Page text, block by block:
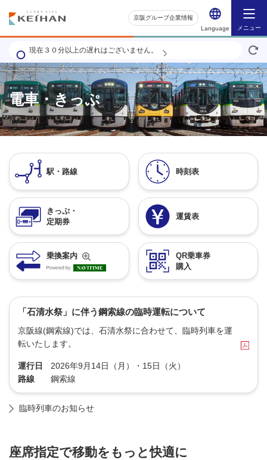
Language メニュー
京阪グループ企業情報
現在３０分以上の遅れはございません。
電車・きっぷ
駅・路線 時刻表
きっぷ・
定期券
運賃表
乗換案内
QR乗車券
購入
「石清水祭」に伴う鋼索線の臨時運転について
京阪線(鋼索線)では、石清水祭に合わせて、臨時列車を運
転いたします。
運行日
2026年9月14日（月）・15日（火）
路線
鋼索線
臨時列車のお知らせ
座席指定で移動をもっと快適に